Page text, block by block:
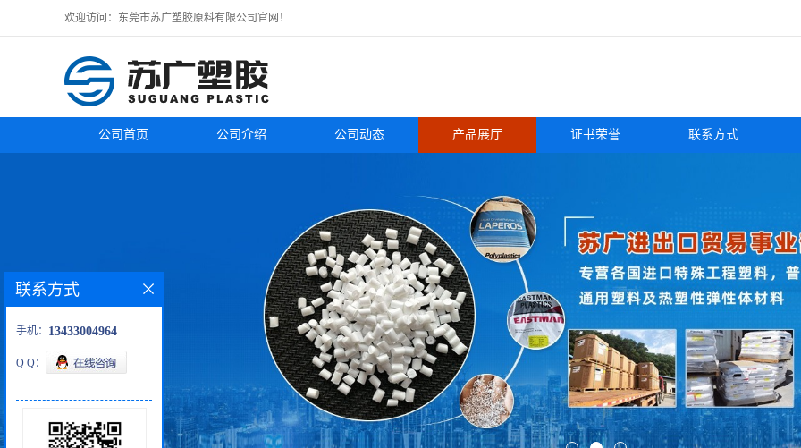
欢迎访问：东莞市苏广塑胶原料有限公司官网！
公司首页 公司介绍 公司动态 产品展厅 证书荣誉 联系方式
联系方式
手机： 13433004964
Q Q：